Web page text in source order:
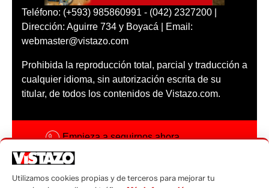
Teléfono: (+593) 985860991 - (042) 2327200 |
Dirección: Aguirre 734 y Boyacá | Email:
webmaster@vistazo.com
Prohibida la reproducción total, parcial y traducción a
cualquier idioma, sin autorización escrita de su
titular, de todos los contenidos de Vistazo.com.
Empieza a seguirnos ahora
Código ética
Utilizamos cookies propias y de terceros para mejorar tu